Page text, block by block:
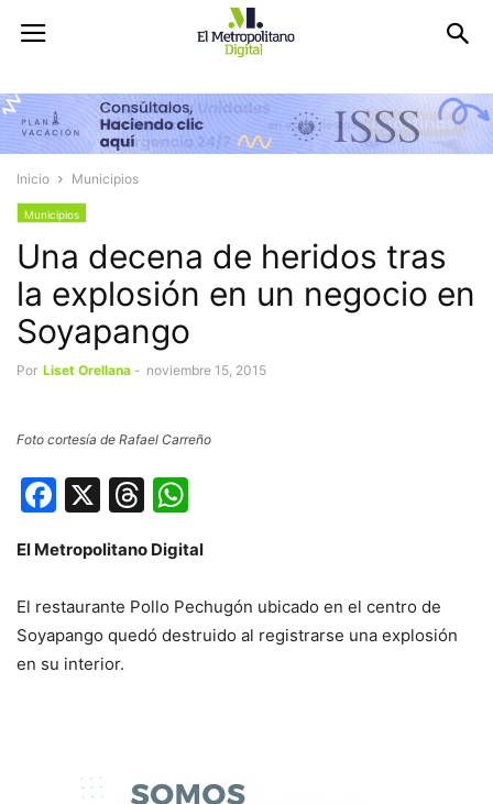
Inicio Municipios
Municipios
Una decena de heridos tras
la explosión en un negocio en
Soyapango
Por Liset Orellana - noviembre 15, 2015
Foto cortesía de Rafael Carreño
Facebook
X Threads
El Metropolitano Digital
El restaurante Pollo Pechugón ubicado en el centro de
Soyapango quedó destruido al registrarse una explosión
en su interior.